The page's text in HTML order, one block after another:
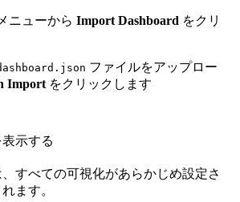
ニューから Import Dashboard をクリ
ファイルをアップロー
Import をクリックします
示する
すべての可視化があらかじめ設定さ
ます。